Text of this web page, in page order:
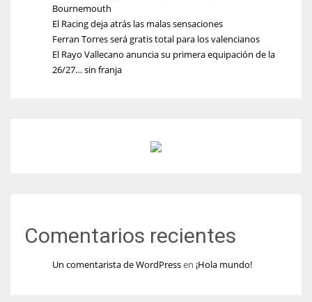
Bournemouth
El Racing deja atrás las malas sensaciones
Ferran Torres será gratis total para los valencianos
El Rayo Vallecano anuncia su primera equipación de la
26/27… sin franja
Comentarios recientes
Un comentarista de WordPressen ¡Hola mundo!